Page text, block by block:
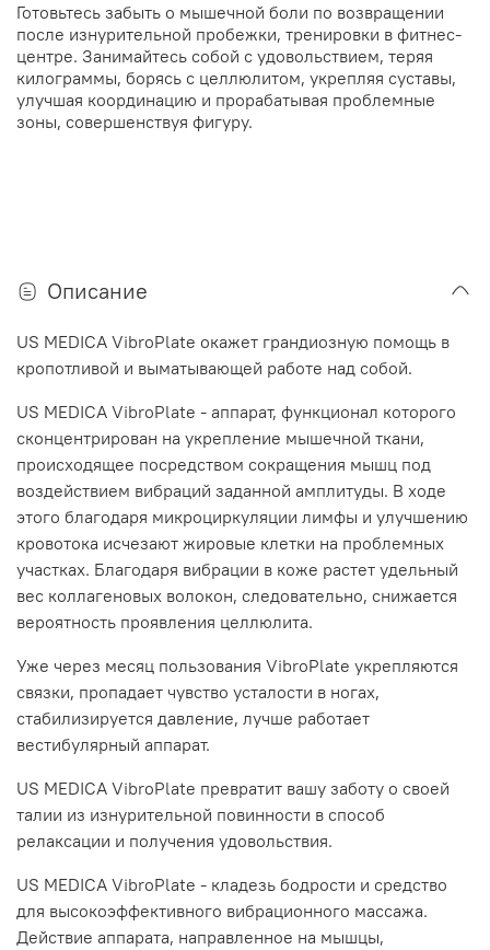
Готовьтесь забыть о мышечной боли по возвращении
после изнурительной пробежки, тренировки в фитнес-
центре. Занимайтесь собой с удовольствием, теряя
килограммы, борясь с целлюлитом, укрепляя суставы,
улучшая координацию и прорабатывая проблемные
зоны, совершенствуя фигуру.
Описание
US MEDICA VibroPlate окажет грандиозную помощь в
кропотливой и выматывающей работе над собой.
US MEDICA VibroPlate - аппарат, функционал которого
сконцентрирован на укрепление мышечной ткани,
происходящее посредством сокращения мышц под
воздействием вибраций заданной амплитуды. В ходе
этого благодаря микроциркуляции лимфы и улучшению
кровотока исчезают жировые клетки на проблемных
участках. Благодаря вибрации в коже растет удельный
вес коллагеновых волокон, следовательно, снижается
вероятность проявления целлюлита.
Уже через месяц пользования VibroPlate укрепляются
связки, пропадает чувство усталости в ногах,
стабилизируется давление, лучше работает
вестибулярный аппарат.
US MEDICA VibroPlate превратит вашу заботу о своей
талии из изнурительной повинности в способ
релаксации и получения удовольствия.
US MEDICA VibroPlate - кладезь бодрости и средство
для высокоэффективного вибрационного массажа.
Действие аппарата, направленное на мышцы,